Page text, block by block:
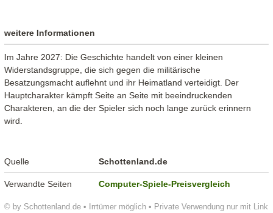
© by Schottenland.de • Irrtümer möglich • Private Verwendung nur mit Link
weitere Informationen
Im Jahre 2027: Die Geschichte handelt von einer kleinen
Widerstandsgruppe, die sich gegen die militärische
Besatzungsmacht auflehnt und ihr Heimatland verteidigt. Der
Hauptcharakter kämpft Seite an Seite mit beeindruckenden
Charakteren, an die der Spieler sich noch lange zurück erinnern
wird.
Quelle Schottenland.de
Verwandte Seiten Computer-Spiele-Preisvergleich